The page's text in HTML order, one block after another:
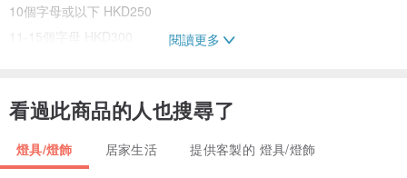
10個字母或以下 HKD250
11-15個字母 HKD300
11-15letters : HKD300
閱讀更多
看過此商品的人也搜尋了
燈具/燈飾 居家生活 提供客製的 燈具/燈飾